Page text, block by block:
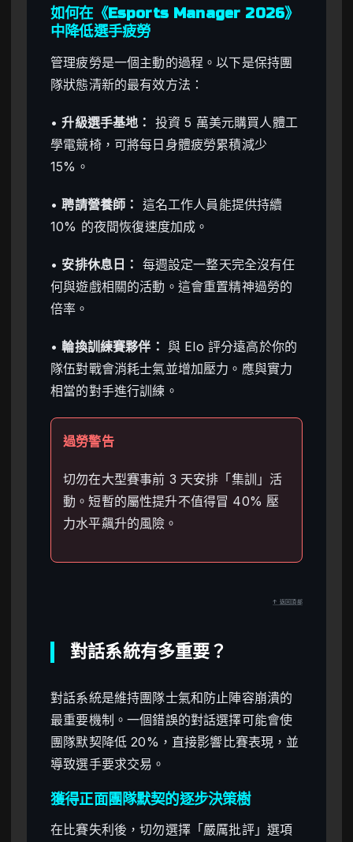
如何在《Esports Manager 2026》
中降低選手疲勞
管理疲勞是一個主動的過程。以下是保持團
隊狀態清新的最有效方法：
•升級選手基地： 投資 5 萬美元購買人體工
學電競椅，可將每日身體疲勞累積減少
15%。
•聘請營養師： 這名工作人員能提供持續
10% 的夜間恢復速度加成。
• 安排休息日： 每週設定一整天完全沒有任
何與遊戲相關的活動。這會重置精神過勞的
倍率。
•輪換訓練賽夥伴： 與 Elo 評分遠高於你的
隊伍對戰會消耗士氣並增加壓力。應與實力
相當的對手進行訓練。
過勞警告
切勿在大型賽事前 3 天安排「集訓」活
動。短暫的屬性提升不值得冒 40% 壓
力水平飆升的風險。
↑ 返回頂部
對話系統有多重要？
對話系統是維持團隊士氣和防止陣容崩潰的
最重要機制。一個錯誤的對話選擇可能會使
團隊默契降低 20%，直接影響比賽表現，並
導致選手要求交易。
獲得正面團隊默契的逐步決策樹
在比賽失利後，切勿選擇「嚴厲批評」選項